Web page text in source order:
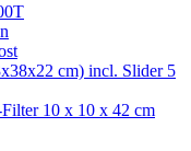
cm) incl. Slider 5
10 x 10 x 42 cm